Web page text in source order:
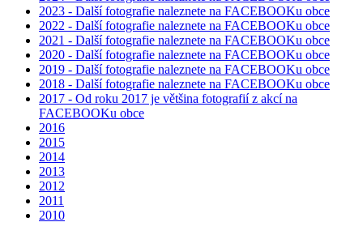
2023 - Další fotografie naleznete na FACEBOOKu obce
2022 - Další fotografie naleznete na FACEBOOKu obce
2021 - Další fotografie naleznete na FACEBOOKu obce
2020 - Další fotografie naleznete na FACEBOOKu obce
2019 - Další fotografie naleznete na FACEBOOKu obce
2018 - Další fotografie naleznete na FACEBOOKu obce
2017 - Od roku 2017 je většina fotografií z akcí na
FACEBOOKu obce
2016
2015
2014
2013
2012
2011
2010